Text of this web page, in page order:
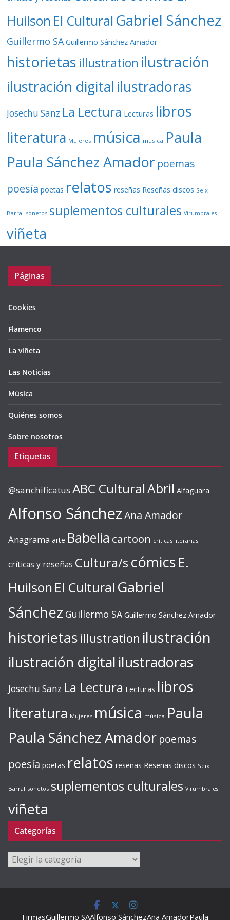
Huilson El Cultural Gabriel Sánchez
Guillermo SA Guillermo Sánchez Amador
historietas illustration ilustración
ilustración digital ilustradoras
Josechu Sanz La Lectura Lecturas libros
literatura Mujeres música música Paula
Paula Sánchez Amador poemas
poesía poetas relatos reseñas Reseñas discos Seix
Barral sonetos suplementos culturales Virumbrales
viñeta
Páginas
Cookies
Flamenco
La viñeta
Las Noticias
Música
Quiénes somos
Sobre nosotros
Etiquetas
@sanchificatus ABC CulturalAbril Alfaguara
Alfonso SánchezAna Amador
Anagrama arte Babelia cartoon críticas literarias
críticas y reseñas Cultura/s cómics E.
Huilson El Cultural Gabriel
Sánchez Guillermo SA Guillermo Sánchez Amador
historietas illustration ilustración
ilustración digital ilustradoras
Josechu Sanz La Lectura Lecturas libros
literatura Mujeres música música Paula
Paula Sánchez Amador poemas
poesía poetas relatos reseñas Reseñas discos Seix
Barral sonetos suplementos culturales Virumbrales
viñeta
Categorías
Categorías
FirmasGuillermo SAAlfonso SánchezAna AmadorPaula